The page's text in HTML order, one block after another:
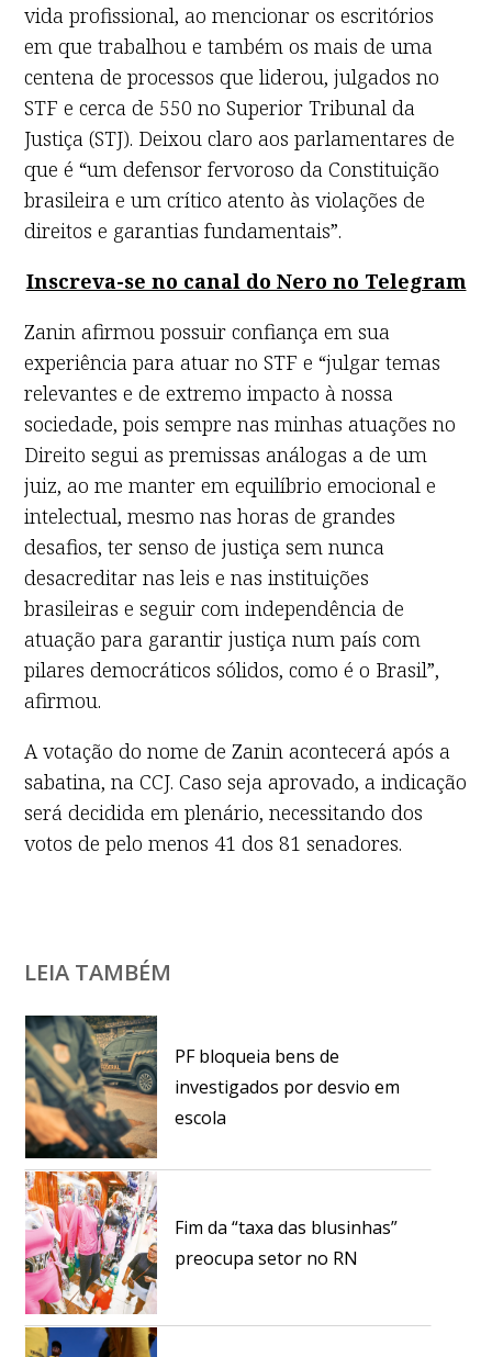
vida profissional, ao mencionar os escritórios
em que trabalhou e também os mais de uma
centena de processos que liderou, julgados no
STF e cerca de 550 no Superior Tribunal da
Justiça (STJ). Deixou claro aos parlamentares de
que é “um defensor fervoroso da Constituição
brasileira e um crítico atento às violações de
direitos e garantias fundamentais”.
Inscreva-se no canal do Nero no Telegram
Zanin afirmou possuir confiança em sua
experiência para atuar no STF e “julgar temas
relevantes e de extremo impacto à nossa
sociedade, pois sempre nas minhas atuações no
Direito segui as premissas análogas a de um
juiz, ao me manter em equilíbrio emocional e
intelectual, mesmo nas horas de grandes
desafios, ter senso de justiça sem nunca
desacreditar nas leis e nas instituições
brasileiras e seguir com independência de
atuação para garantir justiça num país com
pilares democráticos sólidos, como é o Brasil”,
afirmou.
A votação do nome de Zanin acontecerá após a
sabatina, na CCJ. Caso seja aprovado, a indicação
será decidida em plenário, necessitando dos
votos de pelo menos 41 dos 81 senadores.
LEIA TAMBÉM
PF bloqueia bens de
investigados por desvio em
escola
Fim da “taxa das blusinhas”
preocupa setor no RN